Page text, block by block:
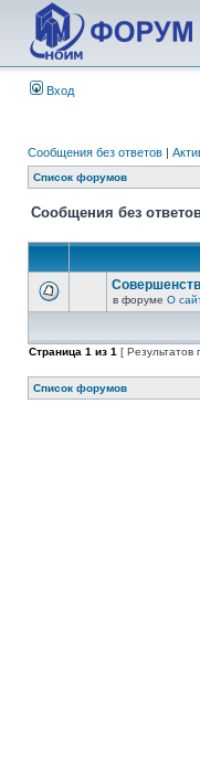
Вход
Сообщения без ответов |
Список форумов
Сообщения без
в форуме О
Страница 1 из 1 [ Результатов
Список форумов